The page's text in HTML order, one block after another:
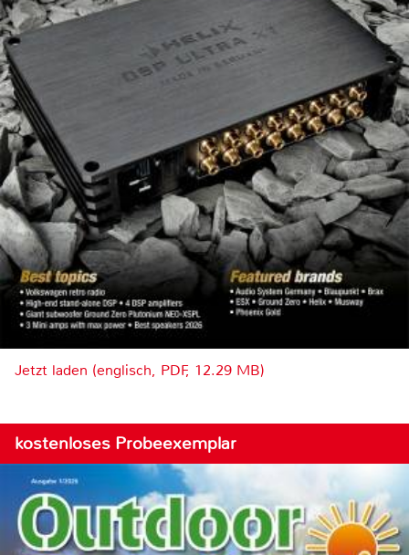
Jetzt laden (englisch, PDF, 12.29 MB)
kostenloses Probeexemplar